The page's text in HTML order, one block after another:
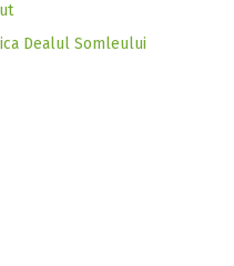
Dealul Somleului